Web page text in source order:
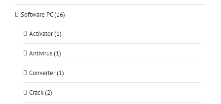
Software PC (16)
Activator (1)
Antivirus (1)
Converter (1)
Crack (2)